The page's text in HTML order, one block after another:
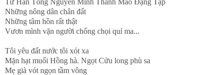
Những nông dân chân đất
Những tâm hồn rất thật
Vươn mình vặn người chống chọi quỉ ma...
Tôi yêu đất nước tôi xót xa
Mặn hạt muối Hồng hà. Ngọt Cửu long phù sa
Mẹ già vót ngọn tầm vông